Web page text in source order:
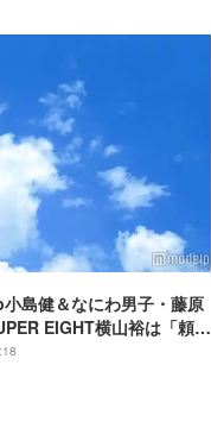
島健＆なにわ男子・藤原
EIGHT横山裕は「頼れ
びしろあります」